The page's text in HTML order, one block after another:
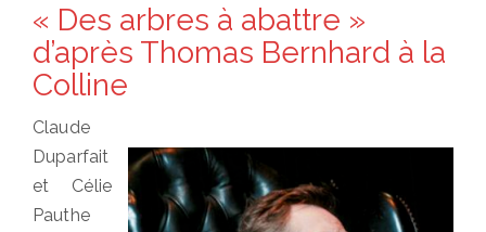
« Des arbres à abattre »
d’après Thomas Bernhard à la
Colline
Claude
Duparfait
et Célie
Pauthe